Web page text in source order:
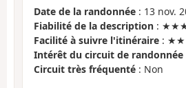
Date de la randonnée : 13 nov.
Fiabilité de la description :
Facilité à suivre l'itinéraire :
Intérêt du circuit de randonnée
Circuit très fréquenté : Non